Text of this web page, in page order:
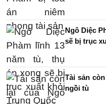
Ngô Diệc
sẽ bị trục
Tài sản
ngồi tù